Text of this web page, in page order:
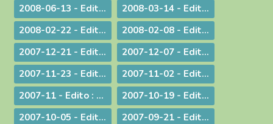
2008-06-13 - Edito : Dialogue interreligieux : Le sens de la liberté religieuse
2008-03-14 - Edito : Là où se trouve Dieu... là se trouve l'avenir
2008-02-22 - Edito : Le regard de la foi
2008-02-08 - Edito : Quelle unité ?
2007-12-21 - Edito : Noël : Souffler sur les braises de l'espérance !
2007-12-07 - Edito : Anne-Lorraine - Sa résistance lui a coûté la vie !
2007-11-23 - Edito : La remise des Actes : une démarche liturgique
2007-11-02 - Edito : La remise d'un livre : une démarche diocésaine
2007-11 - Edito : A propos du Téléthon 2007
2007-10-19 - Edito : Discerner
2007-10-05 - Edito : Des temps nouveaux pour l'Evangile "Passons aux Actes !"
2007-09-21 - Edito : L'amour du plus faible